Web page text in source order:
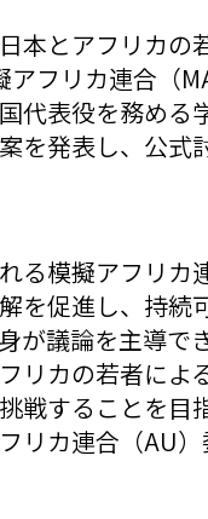
本とアフリカの
アフリカ連合（
代表役を務め
を発表し、公式
る模擬アフリカ
を促進し、持続
が議論を主導で
リカの若者によ
戦することを目
リカ連合（AU